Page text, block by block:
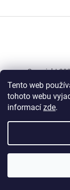
Tento web
tohoto webu
informací zde.
t
í
Copyright